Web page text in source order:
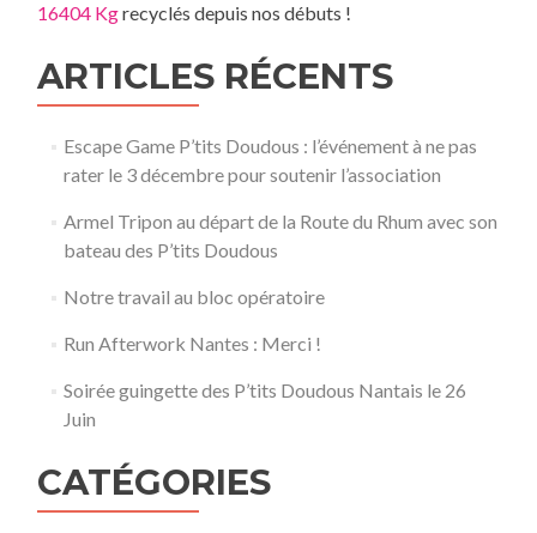
16404 Kgrecyclés depuis nos débuts !
ARTICLES RÉCENTS
Escape Game P’tits Doudous : l’événement à ne pas
rater le 3 décembre pour soutenir l’association
Armel Tripon au départ de la Route du Rhum avec son
bateau des P’tits Doudous
Notre travail au bloc opératoire
Run Afterwork Nantes : Merci !
Soirée guingette des P’tits Doudous Nantais le 26
Juin
CATÉGORIES